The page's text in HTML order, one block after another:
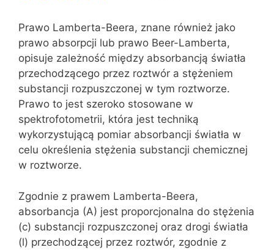
Prawo Lamberta-Beera, znane również jako
prawo absorpcji lub prawo Beer-Lamberta,
opisuje zależność między absorbancją światła
przechodzącego przez roztwór a stężeniem
substancji rozpuszczonej w tym roztworze.
Prawo to jest szeroko stosowane w
spektrofotometrii, która jest techniką
wykorzystującą pomiar absorbancji światła w
celu określenia stężenia substancji chemicznej
w roztworze.
Zgodnie z prawem Lamberta-Beera,
absorbancja (A) jest proporcjonalna do stężenia
(c) substancji rozpuszczonej oraz drogi światła
(l) przechodzącej przez roztwór, zgodnie z